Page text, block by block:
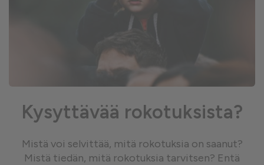
Kysyttävää rokotuksista?
Mistä voi selvittää, mitä rokotuksia on saanut?
Mistä tiedän, mitä rokotuksia tarvitsen? Entä